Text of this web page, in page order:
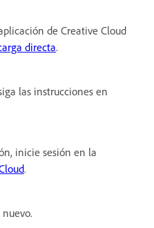
de Creative Cloud
directa.
las instrucciones en
inicie sesión en la
.